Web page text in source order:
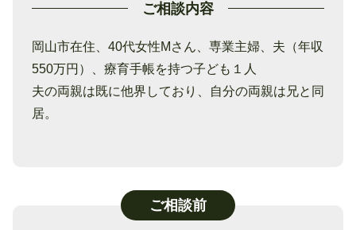
ご相談内容
岡山市在住、40代女性Mさん、専業主婦、夫（年収
550万円）、療育手帳を持つ子ども１人
夫の両親は既に他界しており、自分の両親は兄と同
居。
ご相談前